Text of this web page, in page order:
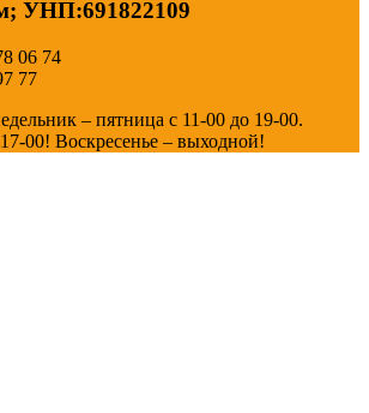
УНП:691822109
06 74
77
– пятница с 11-00 до 19-00.
00! Воскресенье – выходной!